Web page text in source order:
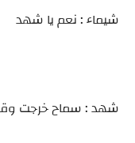
شيماء : نعم يا شهد
شهد : سماح خرجت